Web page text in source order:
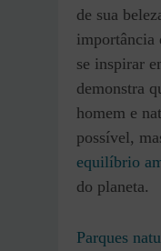
de sua
importância
se inspirar
demonstra
homem e
possível,
equilíbrio
do planeta.
Parques